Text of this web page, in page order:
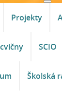
Projekty
SCIO
Školská